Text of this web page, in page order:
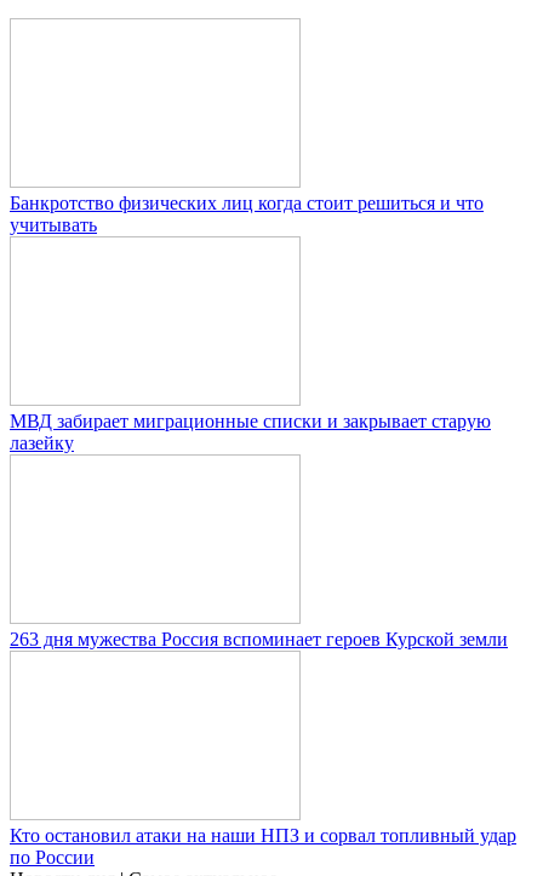
Банкротство физических лиц когда стоит решиться и что
учитывать
МВД забирает миграционные списки и закрывает старую
лазейку
263 дня мужества Россия вспоминает героев Курской земли
Кто остановил атаки на наши НПЗ и сорвал топливный удар
по России